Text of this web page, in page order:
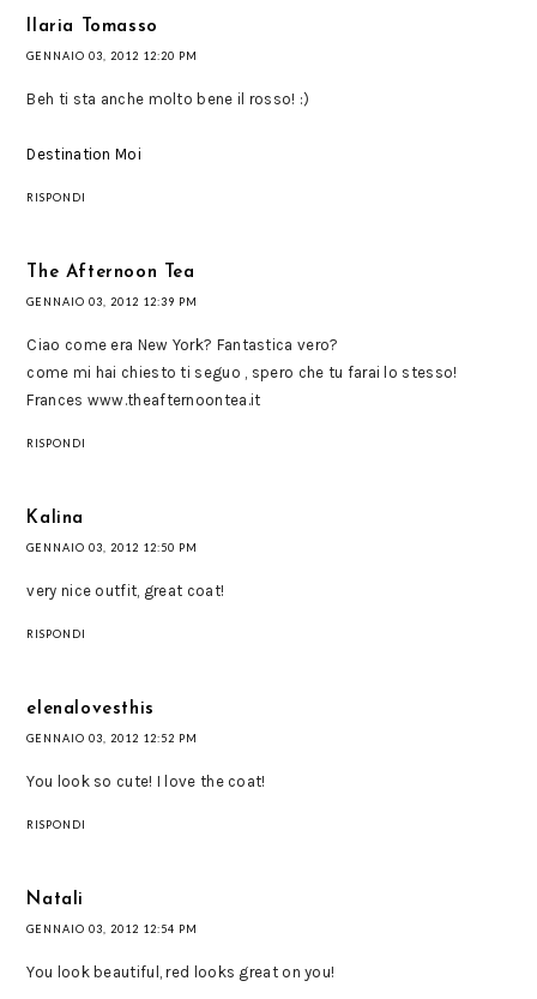
Ilaria Tomasso
GENNAIO 03, 2012 12:20 PM
Beh ti sta anche molto bene il rosso! :)
Destination Moi
RISPONDI
The Afternoon Tea
GENNAIO 03, 2012 12:39 PM
Ciao come era New York? Fantastica vero?
come mi hai chiesto ti seguo , spero che tu farai lo stesso!
Frances www.theafternoontea.it
RISPONDI
Kalina
GENNAIO 03, 2012 12:50 PM
very nice outfit, great coat!
RISPONDI
elenalovesthis
GENNAIO 03, 2012 12:52 PM
You look so cute! I love the coat!
RISPONDI
Natali
GENNAIO 03, 2012 12:54 PM
You look beautiful, red looks great on you!